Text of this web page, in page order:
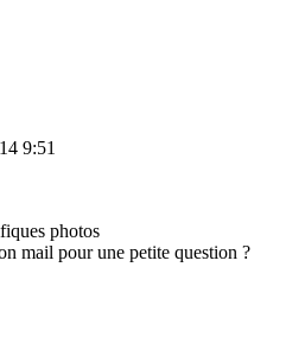
9:51
photos
mail pour une petite question ?